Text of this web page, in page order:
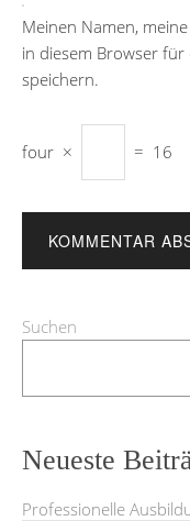
Meinen Namen,
in diesem Browser
speichern.
four × = 16
Suchen
Neueste
Professionelle